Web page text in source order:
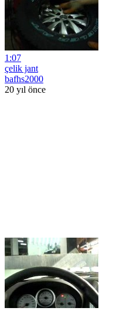
1:07
çelik jant
bafhs2000
20 yıl önce